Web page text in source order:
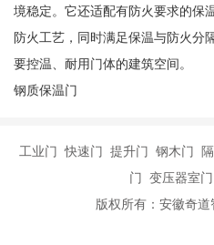
境稳定。它还适配有防火要求的保
防火工艺，同时满足保温与防火分
要控温、耐用门体的建筑空间。
钢质保温门
工业门 快速门 提升门 钢木门
门 变压器室
版权所有：安徽奇道